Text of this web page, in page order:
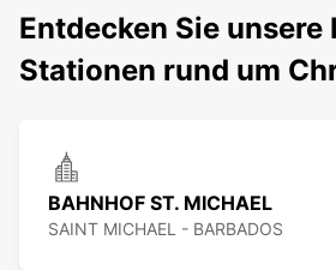
Entdecken Sie
Stationen rund um
BAHNHOF ST. MICHAEL
SAINT MICHAEL - BARBADOS